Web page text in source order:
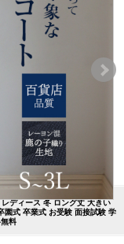
ディース 冬 ロング丈 大きい
園式 卒業式 お受験 面接試験 学
料